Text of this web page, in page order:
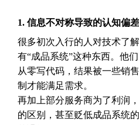
1. 信息不对称导致的认知偏差
很多初次入行的人对技术了
有“成品系统”这种东西。他
从零写代码，结果被一些销
制才能满足需求。
再加上部分服务商为了利润
的区别，甚至贬低成品系统